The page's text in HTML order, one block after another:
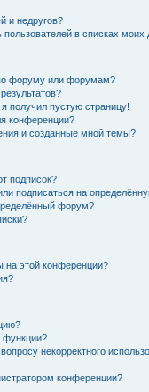
и недругов?
в списках моих
форуму или форумам?
получил пустую страницу!
конференции?
и созданные мной темы?
подписок?
подписаться на
форум?
на этой конференции?
функции?
некорректного
конференции?